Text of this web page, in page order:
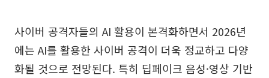
사이버 공격자들의 AI 활용이 본격화하면서 2026년
에는 AI를 활용한 사이버 공격이 더욱 정교하고 다양
화될 것으로 전망된다. 특히 딥페이크 음성·영상 기반